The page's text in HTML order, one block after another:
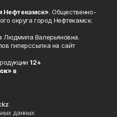
Нефтекамск». Общественно-
округа город Нефтекамск.
Людмила Валерьяновна.
гиперссылка на сайт
12+
» в
данных